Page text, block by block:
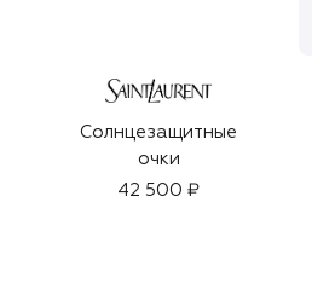
Солнцезащитные
очки
42 500 ₽